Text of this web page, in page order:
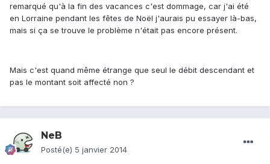
remarqué qu'à la fin des vacances c'est dommage, car j'ai été
en Lorraine pendant les fêtes de Noël j'aurais pu essayer là-bas,
mais si ça se trouve le problème n'était pas encore présent.
Mais c'est quand même étrange que seul le débit descendant et
pas le montant soit affecté non ?
NeB
Posté(e) 5 janvier 2014